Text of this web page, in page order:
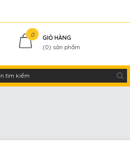
0
GIỎ HÀNG
(0) sản phẩm